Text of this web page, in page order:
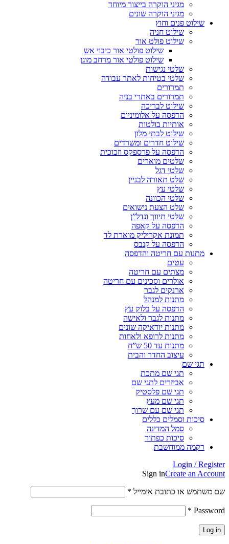
מגיני הוקרה בייצור מיוחד
מגיני הוקרה שונים
שילוט פנים וחוץ
שילוט חניה
שילוט פולט אור
שילוט פולטי אור כיבוי אש
שילוט פולטי אור מרחב מוגן
שלטי נגישות
שלטי בטיחות לאתר עבודה
תמרורים
תמרורים באתרי בניה
שילוט לבריכה
הדפסה על אלומיניום
אותיות בולטות
שילוט לבתי מלון
שילוט חדרים ומשרדים
הדפסה על פרספקס וזכוכית
שלטים מוארים
שלטי דגל
שלט תאורה לבניין
שלטי עץ
שלטי הכוונה
שלט הצעת נישואים
שלטי תיווך ונדל”ן
הדפסה על קאפה
תמונת אקריליק מוארת לד
הדפסה על קנבס
מתנות עם חריטה והדפסה
עטים
מצתים עם חריטה
אולרים וסכינים עם חריטה
ארנקים לגבר
מתנות למנהל
הדפסה על בלוק עץ
מתנות לגבר ולאישה
מתנות יודאיקה שונים
מתנות לרופא ולאחות
מתנות עד 50 ש”ח
עיצוב החדר והבית
תגי שם
תגי שם מתכת
אביזרים לתגי שם
תגי שם פלסטיק
תגי שם מעץ
תגי שם עם שרוך
סיכות וסמלים כללים
סמל המדינה
סיכות כפתור
רקמה ממוחשבת
Login / Register
Sign inCreate an Account
שם משתמש או כתובת אימייל *
Password
*
Log in